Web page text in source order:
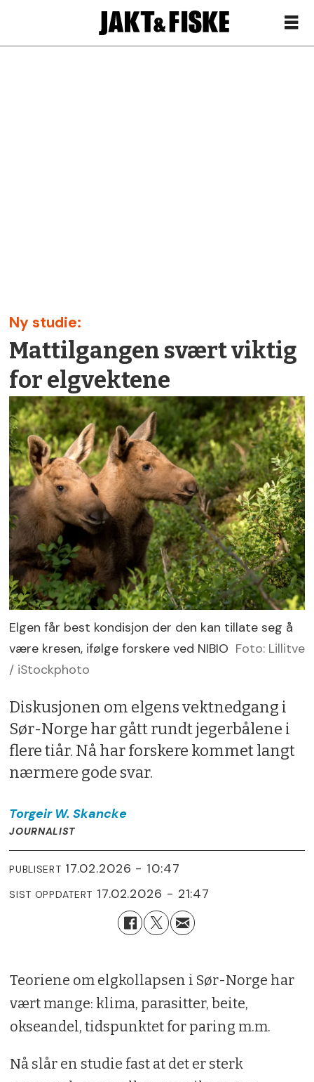
Ny studie:
Mattilgangen svært viktig
for elgvektene
Elgen får best kondisjon der den kan tillate seg å
være kresen, ifølge forskere ved NIBIO Foto: Lillitve
/ iStockphoto
Diskusjonen om elgens vektnedgang i
Sør-Norge har gått rundt jegerbålene i
flere tiår. Nå har forskere kommet langt
nærmere gode svar.
Torgeir W. Skancke
JOURNALIST
PUBLISERT 17.02.2026 - 10:47
SIST OPPDATERT 17.02.2026 - 21:47
Teoriene om elgkollapsen i Sør-Norge har
vært mange: klima, parasitter, beite,
okseandel, tidspunktet for paring m.m.
Nå slår en studie fast at det er sterk